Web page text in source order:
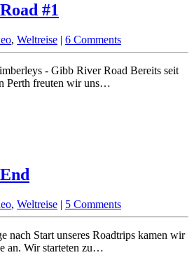
#1
, Weltreise | 6 Comments
- Gibb River Road Bereits seit
Perth freuten wir uns…
, Weltreise | 5 Comments
nach Start unseres Roadtrips kamen wir
an. Wir starteten zu…